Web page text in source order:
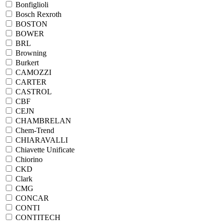
Bonfiglioli
Bosch Rexroth
BOSTON
BOWER
BRL
Browning
Burkert
CAMOZZI
CARTER
CASTROL
CBF
CEJN
CHAMBRELAN
Chem-Trend
CHIARAVALLI
Chiavette Unificate
Chiorino
CKD
Clark
CMG
CONCAR
CONTI
CONTITECH